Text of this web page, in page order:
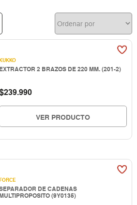
EXTRACTOR 2 BRAZOS DE 220 MM. (201-2)
239.990
VER PRODUCTO
DE CADENAS
(9Y0135)